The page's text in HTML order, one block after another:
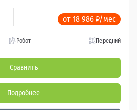
от 18 986 ₽/мес
Робот Передний
Сравнить
Подробнее